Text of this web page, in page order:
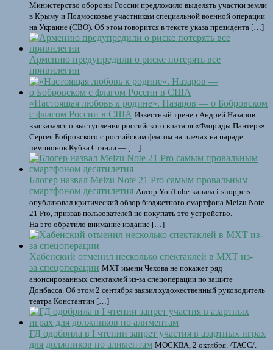
Министерство обороны России предложило выделять участки земли
в Крыму и Подмосковье участникам специальной военной операции
на Украине (СВО). Об этом говорится в тексте указа президента […]
Армению предупредили о риске потерять все
привилегии
«Настоящая любовь к родине». Назаров — о Бобровском
с флагом России в США Известный тренер Андрей Назаров
высказался о выступлении российского вратаря «Флориды Пантерз»
Сергея Бобровского с российским флагом на плечах на параде
чемпионов Кубка Стэнли — […]
Блогер назвал Meizu Note 21 Pro самым провальным
смартфоном десятилетия Автор YouTube-канала i-shoppers
опубликовал критический обзор бюджетного смартфона Meizu Note
21 Pro, призвав пользователей не покупать это устройство.
На это обратило внимание издание […]
Хабенский отменил несколько спектаклей в МХТ из-
за спецоперации МХТ имени Чехова не покажет ряд
анонсированных спектаклей из-за спецоперации по защите
Донбасса. Об этом 2 сентября заявил художественный руководитель
театра Константин […]
ГД одобрила в I чтении запрет участия в азартных играх
для должников по алиментам МОСКВА, 2 октября. /ТАСС/.